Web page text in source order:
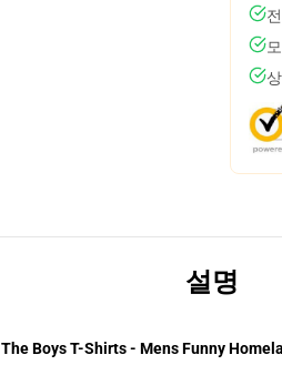
설명
The Boys T-Shirts - Mens Funny